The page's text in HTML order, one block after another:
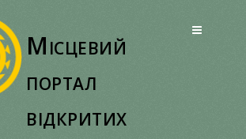
Місцевий
портал
відкритих